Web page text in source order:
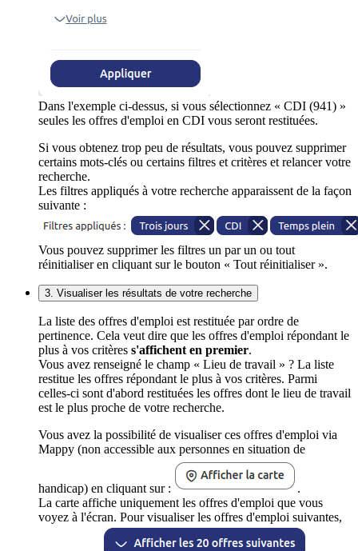
Dans l'exemple ci-dessus, si vous sélectionnez « CDI (941) »
seules les offres d'emploi en CDI vous seront restituées.
Si vous obtenez trop peu de résultats, vous pouvez supprimer
certains mots-clés ou certains filtres et critères et relancer votre
recherche.
Les filtres appliqués à votre recherche apparaissent de la façon
suivante :
Vous pouvez supprimer les filtres un par un ou tout
réinitialiser en cliquant sur le bouton « Tout réinitialiser ».
3. Visualiser les résultats de votre recherche
La liste des offres d'emploi est restituée par ordre de
pertinence. Cela veut dire que les offres d'emploi répondant le
plus à vos critères s'affichent en premier.
Vous avez renseigné le champ « Lieu de travail » ? La liste
restitue les offres répondant le plus à vos critères. Parmi
celles-ci sont d'abord restituées les offres dont le lieu de travail
est le plus proche de votre recherche.
Vous avez la possibilité de visualiser ces offres d'emploi via
Mappy (non accessible aux personnes en situation de
handicap) en cliquant sur :
.
La carte affiche uniquement les offres d'emploi que vous
voyez à l'écran. Pour visualiser les offres d'emploi suivantes,